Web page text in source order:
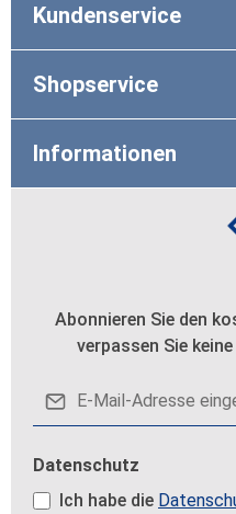
Kundenservice
Shopservice
Informationen
Abonnieren Sie den
verpassen Sie
Datenschutz
Ich habe die